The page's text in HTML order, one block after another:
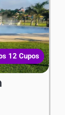
12 Cupos